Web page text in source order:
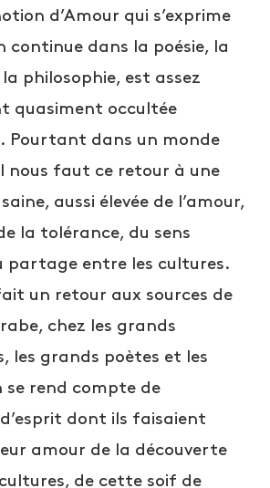
d’Amour qui s’exprime
continue dans la poésie, la
philosophie, est assez
quasiment occultée
Pourtant dans un monde
nous faut ce retour à une
aussi élevée de l’amour,
la tolérance, du sens
partage entre les cultures.
un retour aux sources de
chez les grands
les grands poètes et les
se rend compte de
d’esprit dont ils faisaient
amour de la découverte
de cette soif de